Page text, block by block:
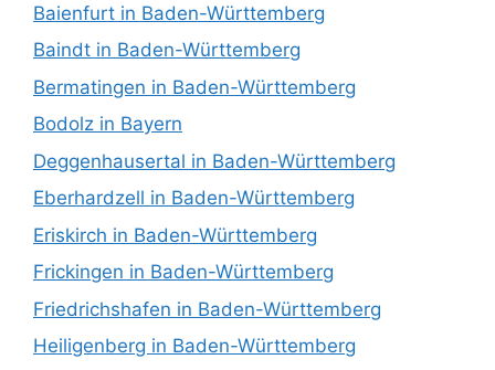
Baienfurt in Baden-Württemberg
Baindt in Baden-Württemberg
Bermatingen in Baden-Württemberg
Bodolz in Bayern
Deggenhausertal in Baden-Württemberg
Eberhardzell in Baden-Württemberg
Eriskirch in Baden-Württemberg
Frickingen in Baden-Württemberg
Friedrichshafen in Baden-Württemberg
Heiligenberg in Baden-Württemberg